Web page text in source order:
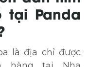
tại Panda
là địa chỉ được